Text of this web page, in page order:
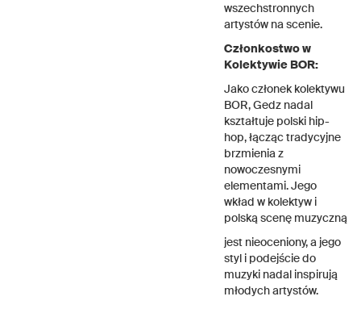
wszechstronnych
artystów na scenie.
Członkostwo w
Kolektywie BOR:
Jako członek kolektywu
BOR, Gedz nadal
kształtuje polski hip-
hop, łącząc tradycyjne
brzmienia z
nowoczesnymi
elementami. Jego
wkład w kolektyw i
polską scenę muzyczną
jest nieoceniony, a jego
styl i podejście do
muzyki nadal inspirują
młodych artystów.